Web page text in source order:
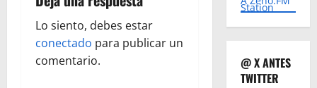
c
i
ó
Lo siento, debes estar
conectado para publicar un
comentario.
Station
@ X ANTES
TWITTER